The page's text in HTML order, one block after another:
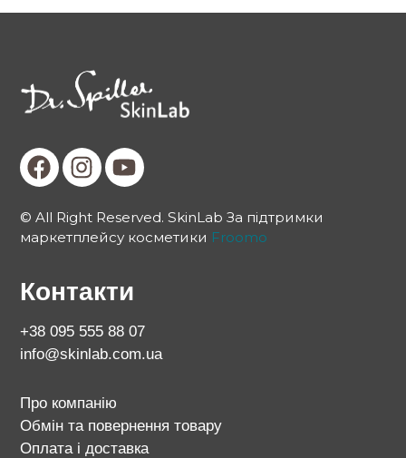
© All Right Reserved. SkinLab За підтримки
маркетплейсу косметики Froomo
Контакти
+38 095 555 88 07
info@skinlab.com.ua
Про компанію
Обмін та повернення товару
Оплата і доставка